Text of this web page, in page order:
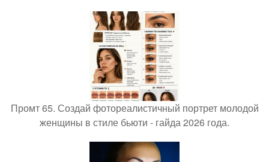
Промт 65. Создай фотореалистичный портрет молодой
женщины в стиле бьюти - гайда 2026 года.